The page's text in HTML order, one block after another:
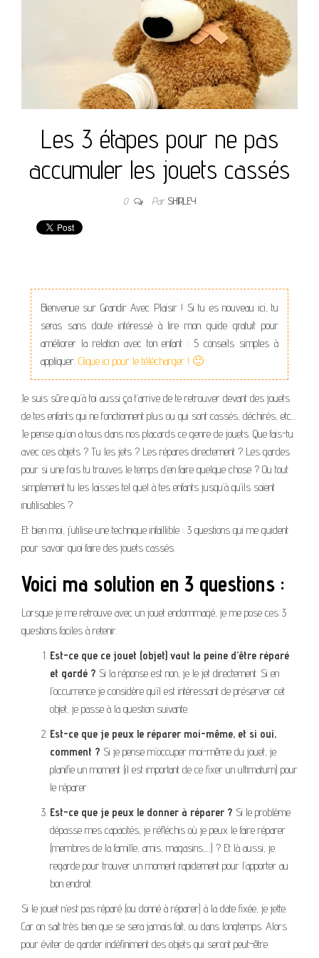
Les 3 étapes pour ne pas
accumuler les jouets cassés
0 Par SHIRLEY
Bienvenue sur Grandir Avec Plaisir ! Si tu es nouveau ici, tu
seras sans doute intéressé à lire mon guide gratuit pour
améliorer la relation avec ton enfant : 5 conseils simples à
appliquer. Clique ici pour le télécharger ! 🙂
Je suis sûre qu’à toi aussi ça t’arrive de te retrouver devant des jouets
de tes enfants qui ne fonctionnent plus ou qui sont cassés, déchirés, etc…
Je pense qu’on a tous dans nos placards ce genre de jouets. Que fais-tu
avec ces objets ? Tu les jets ? Les répares directement ? Les gardes
pour si une fois tu trouves le temps d’en faire quelque chose ? Ou tout
simplement tu les laisses tel quel à tes enfants jusqu’à qu’ils soient
inutilisables ?
Et bien moi, j’utilise une technique infaillible : 3 questions qui me guident
pour savoir quoi faire des jouets cassés.
Voici ma solution en 3 questions :
Lorsque je me retrouve avec un jouet endommagé, je me pose ces 3
questions faciles à retenir.
Est-ce que ce jouet (objet) vaut la peine d’être réparé
et gardé ? Si la réponse est non, je le jet directement. Si en
l’occurrence je considère qu’il est intéressant de préserver cet
objet, je passe à la question suivante.
Est-ce que je peux le réparer moi-même, et si oui,
comment ? Si je pense m’occuper moi-même du jouet, je
planifie un moment (il est important de ce fixer un ultimatum) pour
le réparer.
Est-ce que je peux le donner à réparer ? Si le problème
dépasse mes capacités, je réfléchis où je peux le faire réparer
(membres de la famille, amis, magasins,…) ? Et là aussi, je
regarde pour trouver un moment rapidement pour l’apporter au
bon endroit.
Si le jouet n’est pas réparé (ou donné à réparer) à la date fixée, je jette.
Car on sait très bien que se sera jamais fait, ou dans longtemps. Alors
pour éviter de garder indéfiniment des objets qui seront peut-être